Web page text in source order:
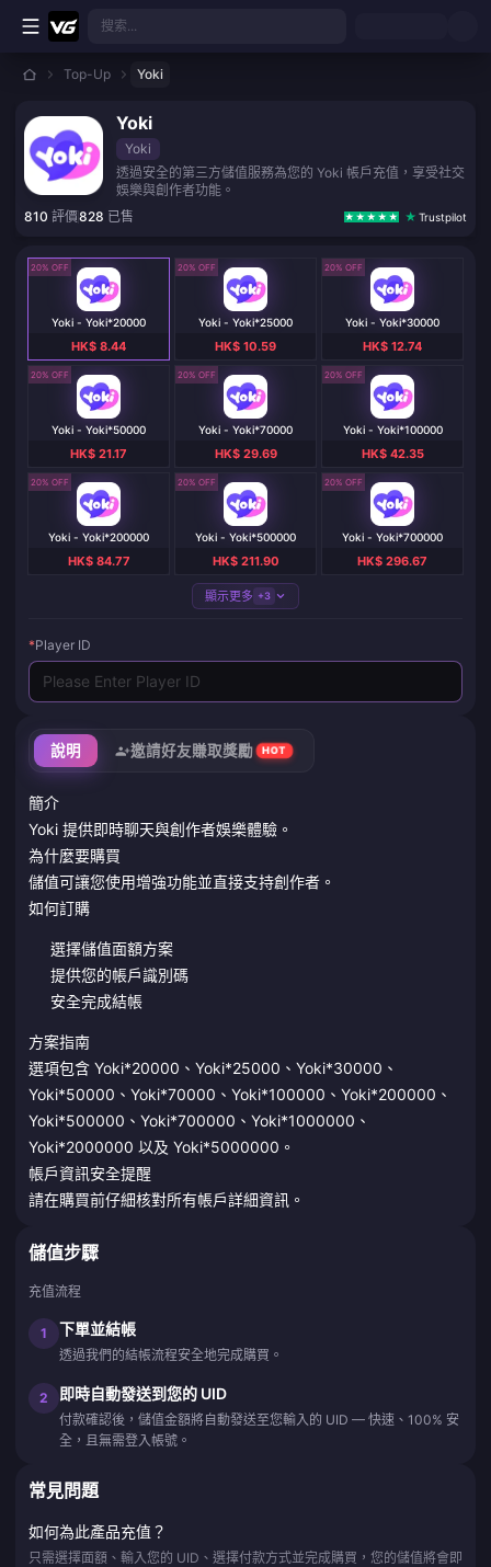
跳至主要內容
搜索...
Top-Up Yoki
Yoki
Yoki
透過安全的第三方儲值服務為您的 Yoki 帳戶充值，享受社交
娛樂與創作者功能。
810 評價828 已售 Trustpilot
說明 邀請好友賺取獎勵 HOT
簡介
Yoki 提供即時聊天與創作者娛樂體驗。
為什麼要購買
儲值可讓您使用增強功能並直接支持創作者。
如何訂購
選擇儲值面額方案
提供您的帳戶識別碼
安全完成結帳
方案指南
選項包含 Yoki*20000、Yoki*25000、Yoki*30000、
Yoki*50000、Yoki*70000、Yoki*100000、Yoki*200000、
Yoki*500000、Yoki*700000、Yoki*1000000、
Yoki*2000000 以及 Yoki*5000000。
帳戶資訊安全提醒
請在購買前仔細核對所有帳戶詳細資訊。
儲值步驟
充值流程
1 下單並結帳
透過我們的結帳流程安全地完成購買。
2 即時自動發送到您的 UID
付款確認後，儲值金額將自動發送至您輸入的 UID — 快速、100% 安
全，且無需登入帳號。
常見問題
如何為此產品充值？
只需選擇面額、輸入您的 UID、選擇付款方式並完成購買，您的儲值將會即
20% OFF
Yoki - Yoki*20000
HK$ 8.44
20% OFF
Yoki - Yoki*25000
HK$ 10.59
20% OFF
Yoki - Yoki*30000
HK$ 12.74
20% OFF
Yoki - Yoki*50000
HK$ 21.17
20% OFF
Yoki - Yoki*70000
HK$ 29.69
20% OFF
Yoki - Yoki*100000
HK$ 42.35
20% OFF
Yoki - Yoki*200000
HK$ 84.77
20% OFF
Yoki - Yoki*500000
HK$ 211.90
20% OFF
Yoki - Yoki*700000
HK$ 296.67
顯示更多 +3
*Player ID